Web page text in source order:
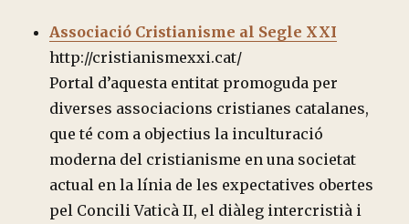
Associació Cristianisme al Segle XXI
http://cristianismexxi.cat/
Portal d’aquesta entitat promoguda per
diverses associacions cristianes catalanes,
que té com a objectius la inculturació
moderna del cristianisme en una societat
actual en la línia de les expectatives obertes
pel Concili Vaticà II, el diàleg intercristià i